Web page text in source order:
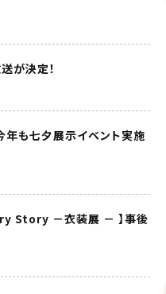
が決定！
も七夕展示イベント実施
Story －衣装展 － 】事後